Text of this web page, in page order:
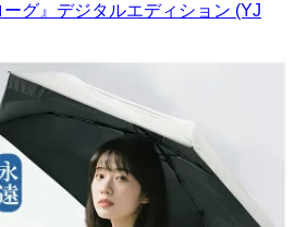
グ』デジタルエディション (YJ